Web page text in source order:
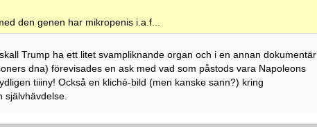
den genen har mikropenis i.a.f...
Trump ha ett litet svampliknande organ och i en annan dokumentär
dna) förevisades en ask med vad som påstods vara Napoleons
tiiiny! Också en kliché-bild (men kanske sann?) kring
självhävdelse.